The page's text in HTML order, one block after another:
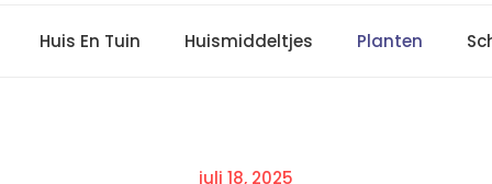
Huis En Tuin Huismiddeltjes Planten
Posted
juli 18, 2025